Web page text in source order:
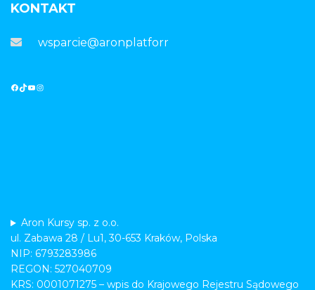
KONTAKT
wsparcie@aronplatforma.pl
Aron Kursy sp. z o.o.
ul. Zabawa 28 / Lu1, 30-653 Kraków, Polska
NIP: 6793283986
REGON: 527040709
KRS: 0001071275 – wpis do Krajowego Rejestru Sądowego